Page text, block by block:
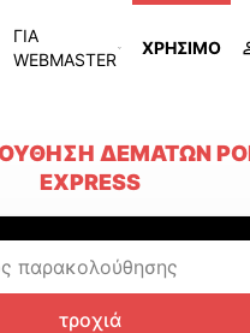
ΓΙΑ
WEBMASTER
ΧΡΉΣΙΜΟ
ΔΕΜΆΤΩΝ
EXPRESS
τροχιά